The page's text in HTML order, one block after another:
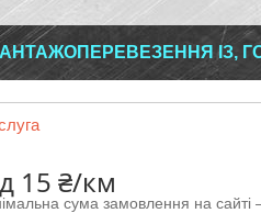
ІЗ,
15 ₴/км
сума замовлення на